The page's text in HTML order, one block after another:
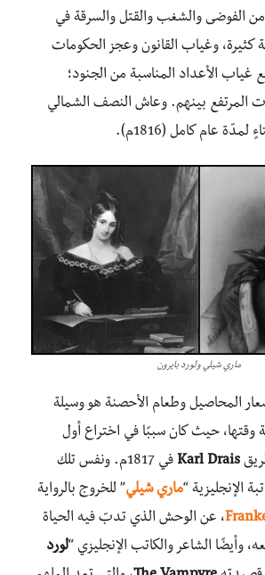
من الفوضى والشغب والقتل والسرقة في
كثيرة، وغياب القانون وعجز الحكومات
غياب الأعداد المناسبة من الجنود؛
المرتفع بينهم. وعاش النصف الشمالي
عام كامل (1816م).
ماري شيلي ولورد بايرون
المحاصيل وطعام الأحصنة هو وسيلة
وقتها، حيث كان سببًا في اختراع أول
Karl Drais
في 1817م. ونفس تلك
الإنجليزية “ماري شيلي” للخروج بالرواية
، عن الوحش الذي تدبّ فيه الحياة
وأيضًا الشاعر والكاتب الإنجليزي “لورد